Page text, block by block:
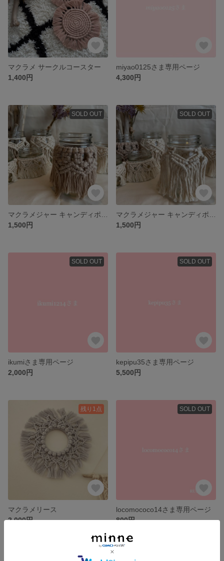
マクラメ サークルコースター
1,400円
miyao0125さま専用ページ
4,300円
SOLD OUT
1,500円
SOLD OUT
1,500円
SOLD OUT
ikumiさま専用ページ
2,000円
SOLD OUT
kepipu35さま専用ページ
5,500円
残り1点
マクラメリース
2,000円
SOLD OUT
locomococo14さま専用ページ
800円
SOLD OUT